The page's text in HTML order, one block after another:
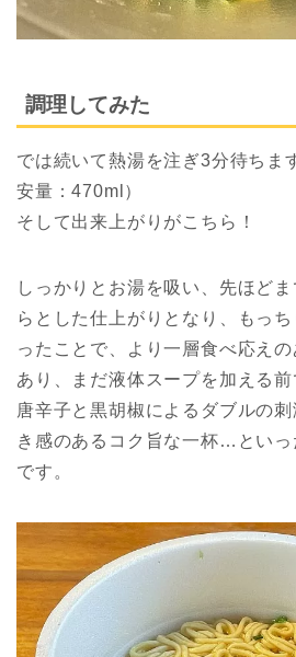
調理してみた
では続いて熱湯を注ぎ3分待ちま
安量：470ml）
そして出来上がりがこちら！
しっかりとお湯を吸い、先ほどま
らとした仕上がりとなり、もっ
ったことで、より一層食べ応え
あり、まだ液体スープを加える
唐辛子と黒胡椒によるダブルの
き感のあるコク旨な一杯…といっ
です。